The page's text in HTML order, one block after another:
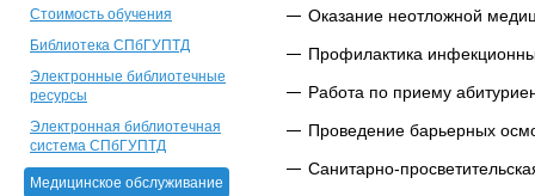
Стоимость обучения
Библиотека СПбГУПТД
Электронные библиотечные
ресурсы
Электронная библиотечная
система СПбГУПТД
Медицинское обслуживание
Оказание неотложной
Профилактика
Работа по приему
Проведение барьерных
Санитарно-